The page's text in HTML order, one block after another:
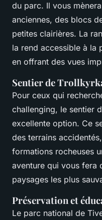
du parc. Il vous
anciennes, des blocs
petites clairières. La
la rend accessible à la
en offrant des vues
Sentier de
Pour ceux qui
challenging, le sentier
excellente option. Ce
des terrains
formations rocheuses
aventure qui vous fera
paysages les plus
Préservation et
Le parc national de